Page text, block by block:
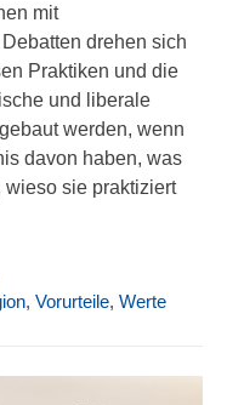
mit
drehen sich
Praktiken und die
und liberale
werden, wenn
davon haben, was
sie praktiziert
, Vorurteile, Werte